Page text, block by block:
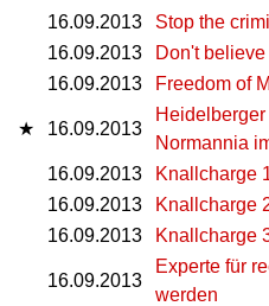
16.09.2013
Stop the
16.09.2013
Don't
16.09.2013 Freedom of
★ 16.09.2013
Normannia
16.09.2013
Knallcharge
16.09.2013
Knallcharge
16.09.2013 Knallcharge
16.09.2013
Experte für
werden